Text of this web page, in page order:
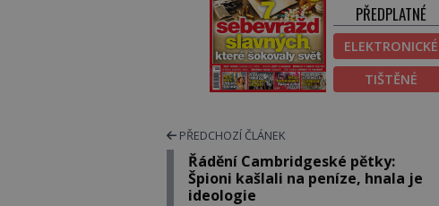
PŘEDPLATNÉ
ELEKTRONICKÉ
TIŠTĚNÉ
PŘEDCHOZÍ ČLÁNEK
Řádění Cambridgeské pětky:
Špioni kašlali na peníze, hnala je
ideologie